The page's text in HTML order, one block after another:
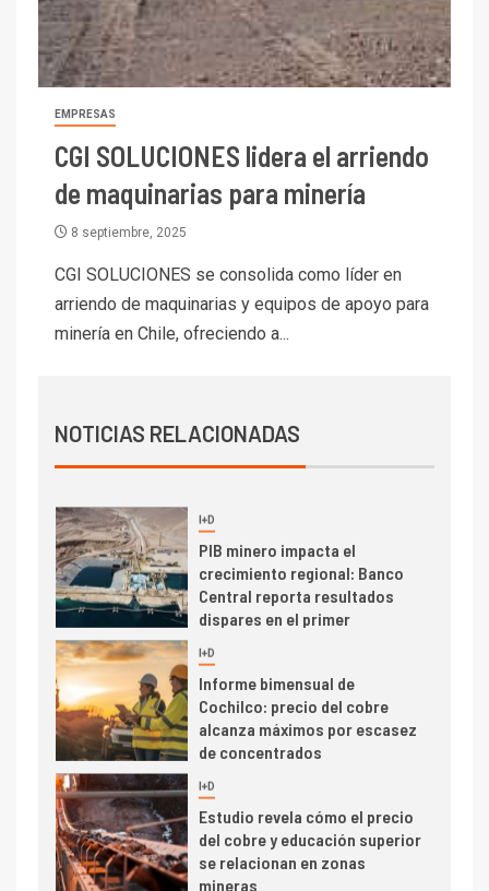
EMPRESAS
CGI SOLUCIONES lidera el arriendo
de maquinarias para minería
8 septiembre, 2025
CGI SOLUCIONES se consolida como líder en
arriendo de maquinarias y equipos de apoyo para
minería en Chile, ofreciendo a...
NOTICIAS RELACIONADAS
BHP proyecta producción de
cobre cercana a 2 millones de
toneladas tras récord en
Escondida
7
Codelco reporta Ebitda de US$
6.670 millones y mejora sus
indicadores financieros
Codelco Ventanas prueba
camión 100% eléctrico para
transportar cátodos al Puerto
de San Antonio
Producción minera en mayo de
2026 cae 10,6%
3
PIB minero impacta el
crecimiento regional: Banco
Central reporta resultados
dispares en el primer
trimestre
4
Informe bimensual de
Cochilco: precio del cobre
alcanza máximos por escasez
de concentrados
5
Estudio revela cómo el precio
del cobre y educación superior
se relacionan en zonas
mineras